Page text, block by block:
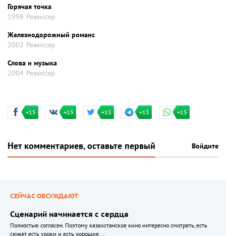
Горячая точка
1998 Режиссер
Железнодорожный романс
2002 Режиссер
Слова и музыка
2004 Режиссер
+15 +15 +15 +15 +15
Нет комментариев, оставьте первый Войдите
СЕЙЧАС ОБСУЖДАЮТ
Сценарий начинается с сердца
Полностью согласен. Поэтому казахстанское кино интересно смотреть, есть
сюжет, есть уроки и есть хорошие...